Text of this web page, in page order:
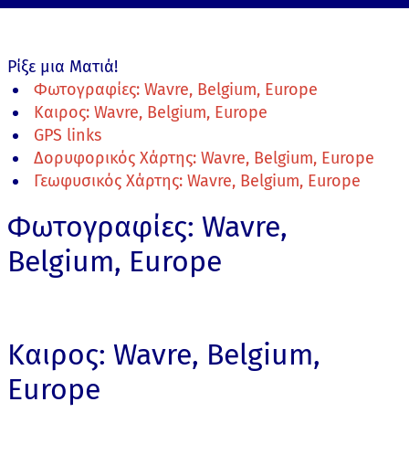
Ρίξε μια Ματιά!
Φωτογραφίες: Wavre, Belgium, Europe
Καιρος: Wavre, Belgium, Europe
GPS links
Δορυφορικός Χάρτης: Wavre, Belgium, Europe
Γεωφυσικός Χάρτης: Wavre, Belgium, Europe
Φωτογραφίες: Wavre,
Belgium, Europe
Καιρος: Wavre, Belgium,
Europe